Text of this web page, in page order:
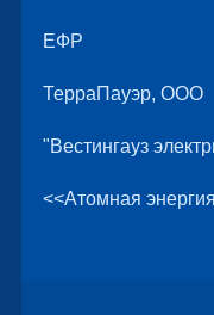
ЕФР
ТерраПауэр, ООО
"Вестингауз
<<Атомная